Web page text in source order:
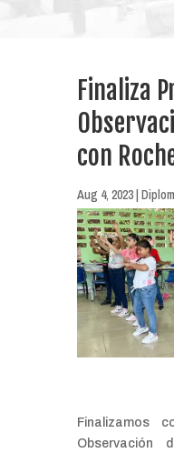
Finaliza
con
Aug 4, 2023|
Finalizamos
Observación